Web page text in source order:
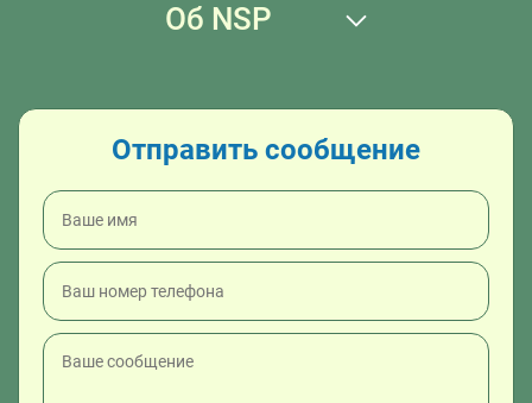
Об NSP
Отправить сообщение